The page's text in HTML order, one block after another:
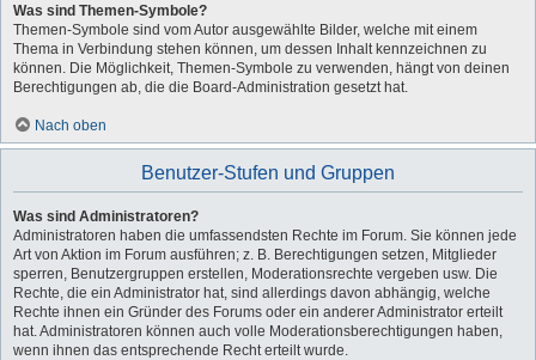
Was sind Themen-Symbole?
Themen-Symbole sind vom Autor ausgewählte Bilder, welche mit einem
Thema in Verbindung stehen können, um dessen Inhalt kennzeichnen zu
können. Die Möglichkeit, Themen-Symbole zu verwenden, hängt von deinen
Berechtigungen ab, die die Board-Administration gesetzt hat.
Nach oben
Benutzer-Stufen und Gruppen
Was sind Administratoren?
Administratoren haben die umfassendsten Rechte im Forum. Sie können jede
Art von Aktion im Forum ausführen; z. B. Berechtigungen setzen, Mitglieder
sperren, Benutzergruppen erstellen, Moderationsrechte vergeben usw. Die
Rechte, die ein Administrator hat, sind allerdings davon abhängig, welche
Rechte ihnen ein Gründer des Forums oder ein anderer Administrator erteilt
hat. Administratoren können auch volle Moderationsberechtigungen haben,
wenn ihnen das entsprechende Recht erteilt wurde.